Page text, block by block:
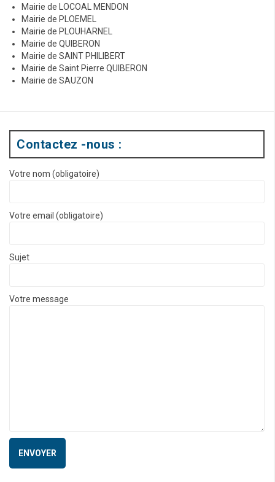
Mairie de LOCOAL MENDON
Mairie de PLOEMEL
Mairie de PLOUHARNEL
Mairie de QUIBERON
Mairie de SAINT PHILIBERT
Mairie de Saint Pierre QUIBERON
Mairie de SAUZON
Contactez -nous :
Votre nom (obligatoire)
Votre email (obligatoire)
Sujet
Votre message